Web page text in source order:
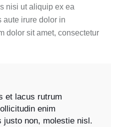
nisi ut aliquip ex ea
aute irure dolor in
dolor sit amet, consectetur
et lacus rutrum
enim
justo non, molestie nisl.